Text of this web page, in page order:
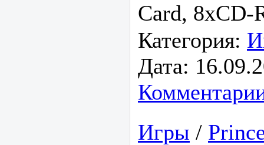
Card, 8xCD-
Категория:
Дата:
Игры /